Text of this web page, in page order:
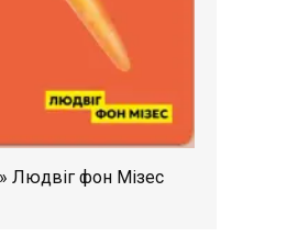
Людвіг фон Мізес